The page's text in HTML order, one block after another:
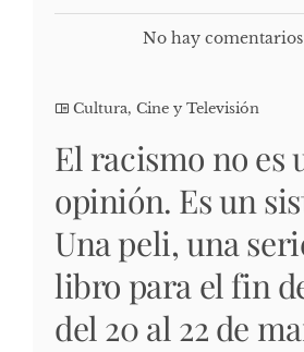
No hay comentarios
Cultura, Cine y Televisión
El racismo no es
opinión. Es un
Una peli, una
libro para el fin
del 20 al 22 de